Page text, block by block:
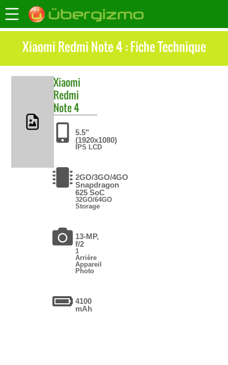
Xiaomi Redmi Note 4 : Fiche Technique
Xiaomi
Redmi
Note 4
5.5"
(1920x1080)
IPS LCD
2GO/3GO/4GO
Snapdragon
625 SoC
32GO/64GO
Storage
13-MP,
f/2
1
Arrière
Appareil
Photo
4100
mAh